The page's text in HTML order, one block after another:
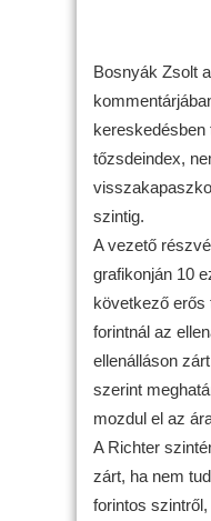
Bosnyák Zsolt
kereskedésben
tőzsdeindex,
szintig.
A vezető
grafikonján 10
következő erős
forintnál az
ellenálláson
szerint
mozdul el az
A Richter
zárt, ha nem
forintos